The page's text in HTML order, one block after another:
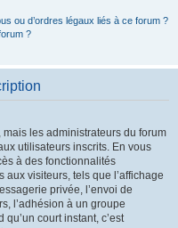
ou d’ordres légaux liés à ce forum ?
?
mais les administrateurs du forum
utilisateurs inscrits. En vous
à des fonctionnalités
visiteurs, tels que l’affichage
privée, l’envoi de
l’adhésion à un groupe
qu’un court instant, c’est